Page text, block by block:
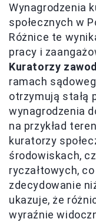
Wynagrodzenia
społecznych w
Różnice te
pracy i
Kuratorzy
ramach
otrzymują stałą
wynagrodzenia
na przykład
kuratorzy
środowiskach,
ryczałtowych,
zdecydowanie
ukazuje, że
wyraźnie